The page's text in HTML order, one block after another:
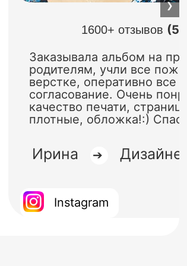
1600+ отзывов
Заказывала альбом на
родителям, учли все
верстке, оперативно все
согласование. Очень
качество печати,
плотные, обложка!:)
Ирина ➔
Instagram
❯